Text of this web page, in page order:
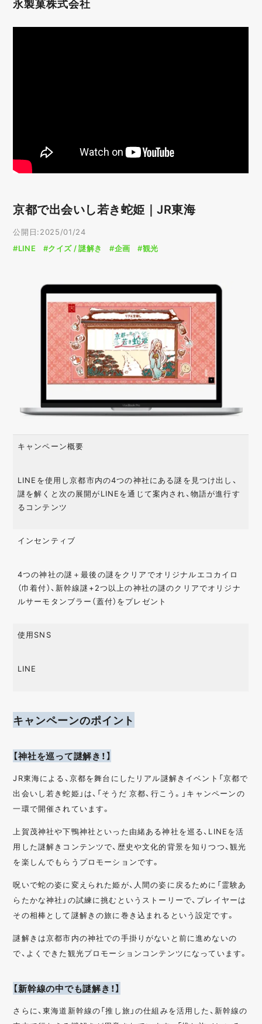
京都で出会いし若き蛇姫｜JR東海
公開日:2025/01/24
#LINE
#クイズ / 謎解き #企画 #観光
キャンペーン概要
LINEを使用し京都市内の4つの神社にある謎を見つけ出し、
謎を解くと次の展開がLINEを通じて案内され、物語が進行す
るコンテンツ
インセンティブ
4つの神社の謎＋最後の謎をクリアでオリジナルエコカイロ
（巾着付）、新幹線謎+2つ以上の神社の謎のクリアでオリジナ
ルサーモタンブラー（蓋付）をプレゼント
使用SNS
LINE
キャンペーンのポイント
【神社を巡って謎解き！】
JR東海による、京都を舞台にしたリアル謎解きイベント「京都で
出会いし若き蛇姫」は、「そうだ 京都、行こう。」キャンペーンの
一環で開催されています。
上賀茂神社や下鴨神社といった由緒ある神社を巡る、LINEを活
用した謎解きコンテンツで、歴史や文化的背景を知りつつ、観光
を楽しんでもらうプロモーションです。
呪いで蛇の姿に変えられた姫が、人間の姿に戻るために「霊験あ
らたかな神社」の試練に挑むというストーリーで、プレイヤーは
その相棒として謎解きの旅に巻き込まれるという設定です。
謎解きは京都市内の神社での手掛りがないと前に進めないの
で、よくできた観光プロモーションコンテンツになっています。
【新幹線の中でも謎解き！】
さらに、東海道新幹線の「推し旅」の仕組みを活用した、新幹線の